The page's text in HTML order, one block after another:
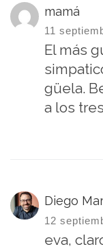
mamá
11
El más
güela.
a los
Diego
12
eva,